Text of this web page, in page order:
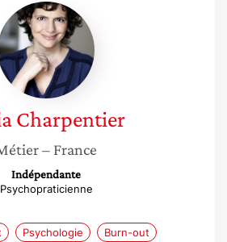
Célia
Charpentier
Charpentier
– France
Indépendante
Psychopraticienne
Psychologie Burn-out